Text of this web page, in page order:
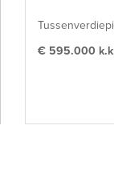
€ 595.000